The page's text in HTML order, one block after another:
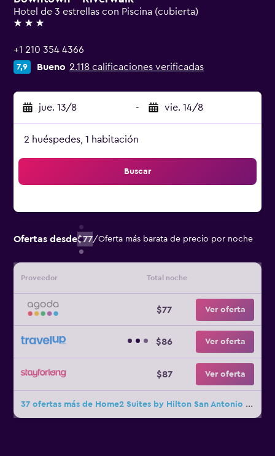
Hotel de 3 estrellas con Piscina (cubierta)
3 estrellas
+1 210 354 4366
7,9 Bueno 2.118 calificaciones verificadas
jue. 13/8 - vie. 14/8
2 huéspedes, 1 habitación
Buscar
Ofertas desde$77/Oferta más barata de precio por noche
Proveedor Total noche
$77 Ver oferta
$86 Ver oferta
$87 Ver oferta
37 ofertas más de Home2 Suites by Hilton San Antonio Downtown - Riverwalk